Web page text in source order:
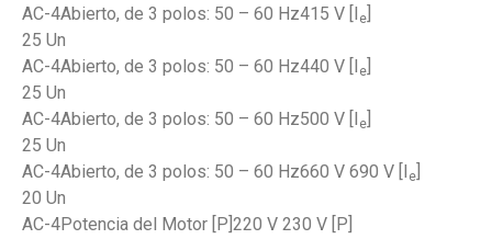
AC-4Abierto, de 3 polos: 50 – 60 Hz415 V [I
e
25 Un
AC-4Abierto, de 3 polos: 50 – 60 Hz440 V [I
e
25 Un
AC-4Abierto, de 3 polos: 50 – 60 Hz500 V [I
e
25 Un
AC-4Abierto, de 3 polos: 50 – 60 Hz660 V 690 V [I
e
20 Un
AC-4Potencia del Motor [P]220 V 230 V [P]